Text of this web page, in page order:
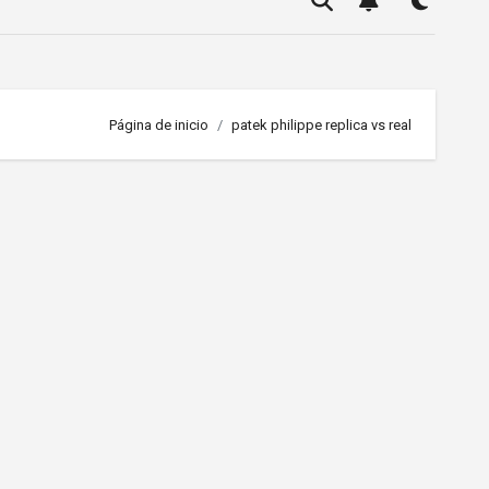
Página de inicio patek philippe replica vs real